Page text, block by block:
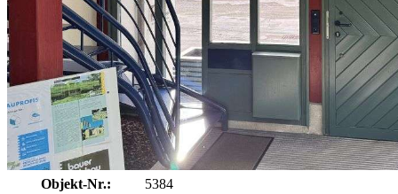
Objekt-Nr.:
5384